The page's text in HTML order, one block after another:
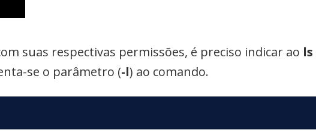
suas respectivas permissões, é preciso indicar ao ls
se o parâmetro (-l) ao comando.